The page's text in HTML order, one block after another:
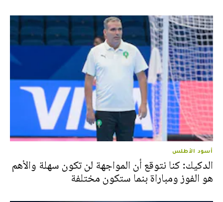
أسود الأطلس
الدكيك: كنا نتوقع أن المواجهة لن تكون سهلة والأهم
هو الفوز ومباراة بنما ستكون مختلفة